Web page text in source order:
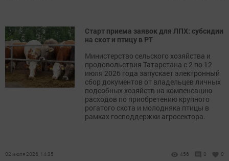
Старт приема заявок для ЛПХ: субсидии
на скот и птицу в РТ
Министерство сельского хозяйства и
продовольствия Татарстана с 2 по 12
июля 2026 года запускает электронный
сбор документов от владельцев личных
подсобных хозяйств на компенсацию
расходов по приобретению крупного
рогатого скота и молодняка птицы в
рамках господдержки агросектора.
02 июля 2026, 14:35 456 0 0